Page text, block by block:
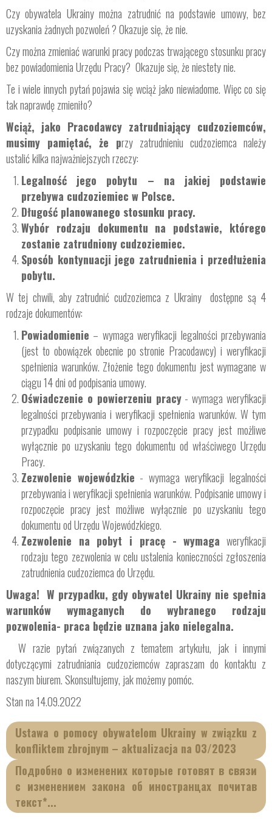
Czy obywatela Ukrainy można zatrudnić na podstawie umowy, bez
uzyskania żadnych pozwoleń ? Okazuje się, że nie.
Czy można zmieniać warunki pracy podczas trwającego stosunku pracy
bez powiadomienia Urzędu Pracy? Okazuje się, że niestety nie.
Te i wiele innych pytań pojawia się wciąż jako niewiadome. Więc co się
tak naprawdę zmieniło?
Wciąż, jako Pracodawcy zatrudniający cudzoziemców,
musimy pamiętać, że przy zatrudnieniu cudzoziemca należy
ustalić kilka najważniejszych rzeczy:
Legalność jego pobytu – na jakiej podstawie
przebywa cudzoziemiec w Polsce.
Długość planowanego stosunku pracy.
Wybór rodzaju dokumentu na podstawie, którego
zostanie zatrudniony cudzoziemiec.
Sposób kontynuacji jego zatrudnienia i przedłużenia
pobytu.
W tej chwili, aby zatrudnić cudzoziemca z Ukrainy dostępne są 4
rodzaje dokumentów:
Powiadomienie – wymaga weryfikacji legalności przebywania
(jest to obowiązek obecnie po stronie Pracodawcy) i weryfikacji
spełnienia warunków. Złożenie tego dokumentu jest wymagane w
ciągu 14 dni od podpisania umowy.
Oświadczenie o powierzeniu pracy- wymaga weryfikacji
legalności przebywania i weryfikacji spełnienia warunków. W tym
przypadku podpisanie umowy i rozpoczęcie pracy jest możliwe
wyłącznie po uzyskaniu tego dokumentu od właściwego Urzędu
Pracy.
Zezwolenie wojewódzkie - wymaga weryfikacji legalności
przebywania i weryfikacji spełnienia warunków. Podpisanie umowy i
rozpoczęcie pracy jest możliwe wyłącznie po uzyskaniu tego
dokumentu od Urzędu Wojewódzkiego.
Zezwolenie na pobyt i pracę - wymaga weryfikacji
rodzaju tego zezwolenia w celu ustalenia konieczności zgłoszenia
zatrudnienia cudzoziemca do Urzędu.
Uwaga! W przypadku, gdy obywatel Ukrainy nie spełnia
warunków wymaganych do wybranego rodzaju
pozwolenia- praca będzie uznana jako nielegalna.
W razie pytań związanych z tematem artykułu, jak i innymi
dotyczącymi zatrudniania cudzoziemców zapraszam do kontaktu z
naszym biurem. Skonsultujemy, jak możemy pomóc.
Stan na 14.09.2022
Ustawa o pomocy obywatelom Ukrainy w związku z
konfliktem zbrojnym – aktualizacja na 03/2023
Подробно о изменених которые готовят в связи
с изменением закона об иностранцах почитав
текст*...